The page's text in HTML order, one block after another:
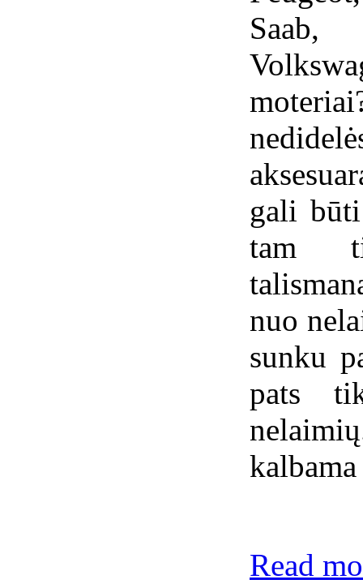
Saab,
gali
tam
nuo
sunku
pats
Read